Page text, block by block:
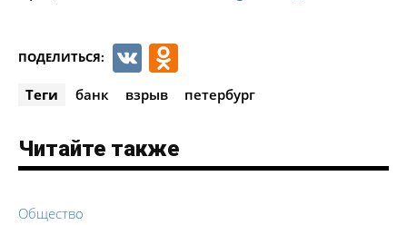
ПОДЕЛИТЬСЯ: VK
Теги банк взрыв петербург
Читайте также
Общество